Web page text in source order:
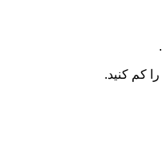
کم کنید.